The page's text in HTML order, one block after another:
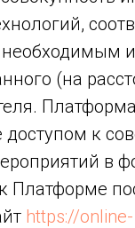
необходимым
(на
к
в
Платформе
https://online-